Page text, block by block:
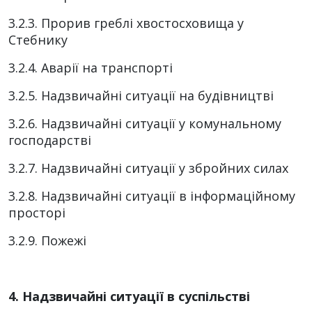
3.2.3. Прорив греблі хвостосховища у
Стебнику
3.2.4. Аварії на транспорті
3.2.5. Надзвичайні ситуації на будівництві
3.2.6. Надзвичайні ситуації у комунальному
господарстві
3.2.7. Надзвичайні ситуації у збройних силах
3.2.8. Надзвичайні ситуації в інформаційному
просторі
3.2.9. Пожежі
4. Надзвичайні ситуації в суспільстві